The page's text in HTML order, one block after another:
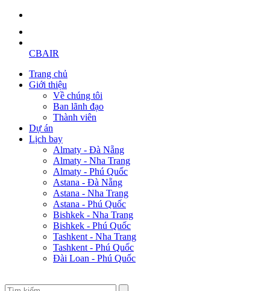
CBAIR
Trang chủ
Giới thiệu
Về chúng tôi
Ban lãnh đạo
Thành viên
Dự án
Lịch bay
Almaty - Đà Nẵng
Almaty - Nha Trang
Almaty - Phú Quốc
Astana - Đà Nẵng
Astana - Nha Trang
Astana - Phú Quốc
Bishkek - Nha Trang
Bishkek - Phú Quốc
Tashkent - Nha Trang
Tashkent - Phú Quốc
Đài Loan - Phú Quốc